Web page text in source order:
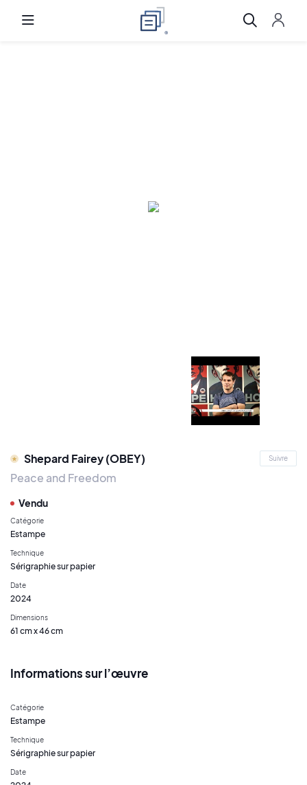
Shepard Fairey (OBEY) Suivre
Peace and Freedom
Vendu
Catégorie
Estampe
Technique
Sérigraphie sur papier
Date
2024
Dimensions
61 cm x 46 cm
Informations sur l’œuvre
Catégorie
Estampe
Technique
Sérigraphie sur papier
Date